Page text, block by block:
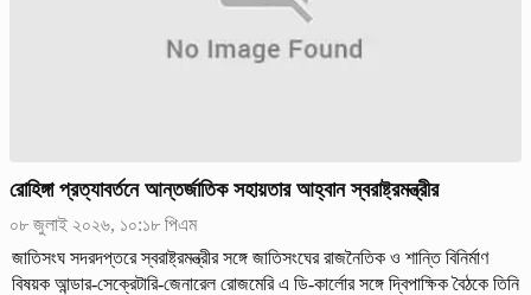
রোহিঙ্গা প্রত্যাবর্তনে আন্তর্জাতিক সহায়তার আহ্বান স্বরাষ্ট্রমন্ত্রীর
০৮ জুলাই ২০২৬, ১০:১৮ পিএম
জাতিসংঘ সদরদপ্তরে স্বরাষ্ট্রমন্ত্রীর সঙ্গে জাতিসংঘের রাজনৈতিক ও শান্তি বিনির্মাণ
বিষয়ক আন্ডার-সেক্রেটারি-জেনারেল রোজমেরি এ ডি-কার্লোর সঙ্গে দ্বিপাক্ষিক বৈঠকে তিনি